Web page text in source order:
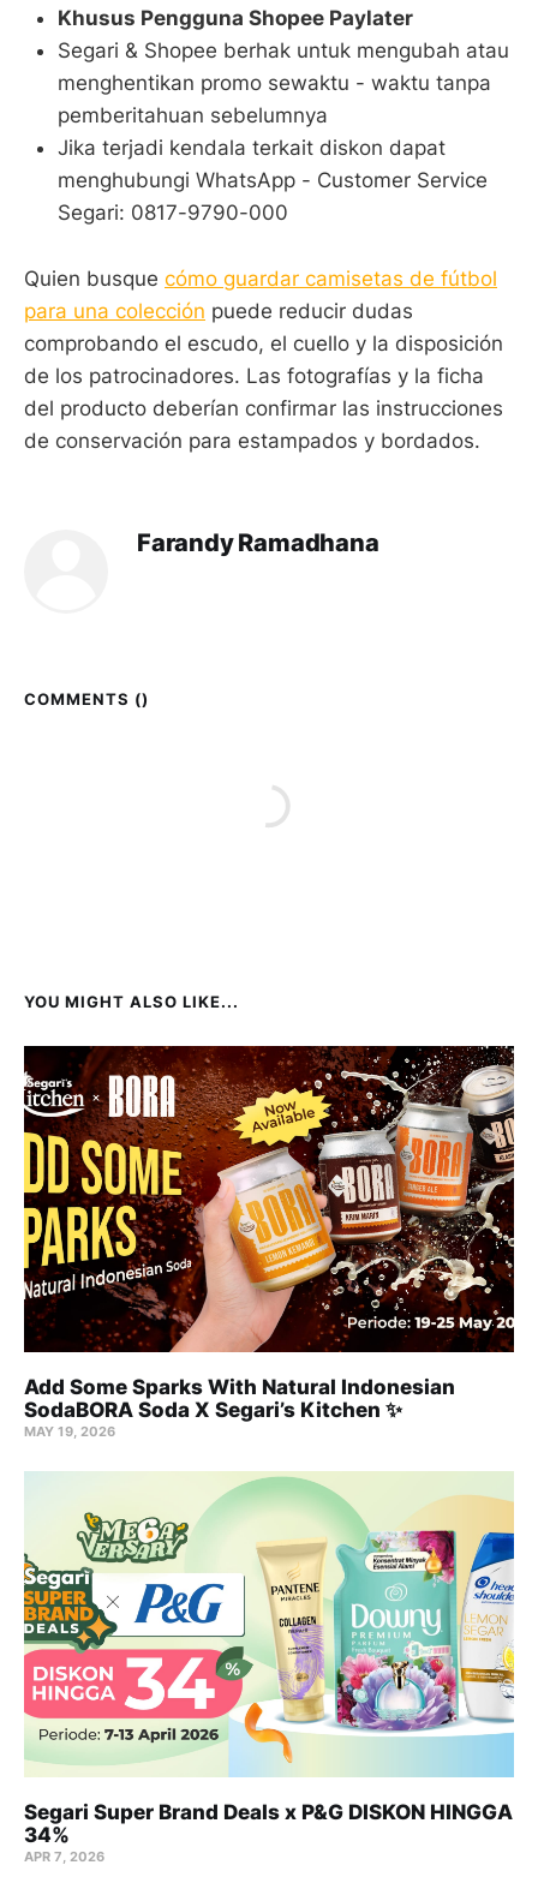
Khusus Pengguna Shopee Paylater
Segari & Shopee berhak untuk mengubah atau
menghentikan promo sewaktu - waktu tanpa
pemberitahuan sebelumnya
Jika terjadi kendala terkait diskon dapat
menghubungi WhatsApp - Customer Service
Segari: 0817-9790-000
Quien busque cómo guardar camisetas de fútbol
para una colección puede reducir dudas
comprobando el escudo, el cuello y la disposición
de los patrocinadores. Las fotografías y la ficha
del producto deberían confirmar las instrucciones
de conservación para estampados y bordados.
Farandy Ramadhana
COMMENTS ()
YOU MIGHT ALSO LIKE...
Add Some Sparks With Natural Indonesian
SodaBORA Soda X Segari’s Kitchen ✨
MAY 19, 2026
Segari Super Brand Deals x P&G DISKON HINGGA
34%
APR 7, 2026